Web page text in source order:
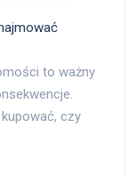
to ważny
czy